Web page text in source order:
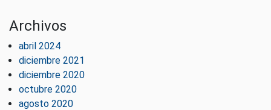
Archivos
abril 2024
diciembre 2021
diciembre 2020
octubre 2020
agosto 2020